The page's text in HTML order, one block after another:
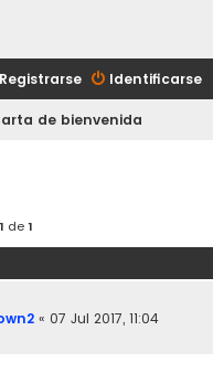
Identificarse
Registrarse
de bienvenida
1 de1
« 07 Jul 2017, 11:04